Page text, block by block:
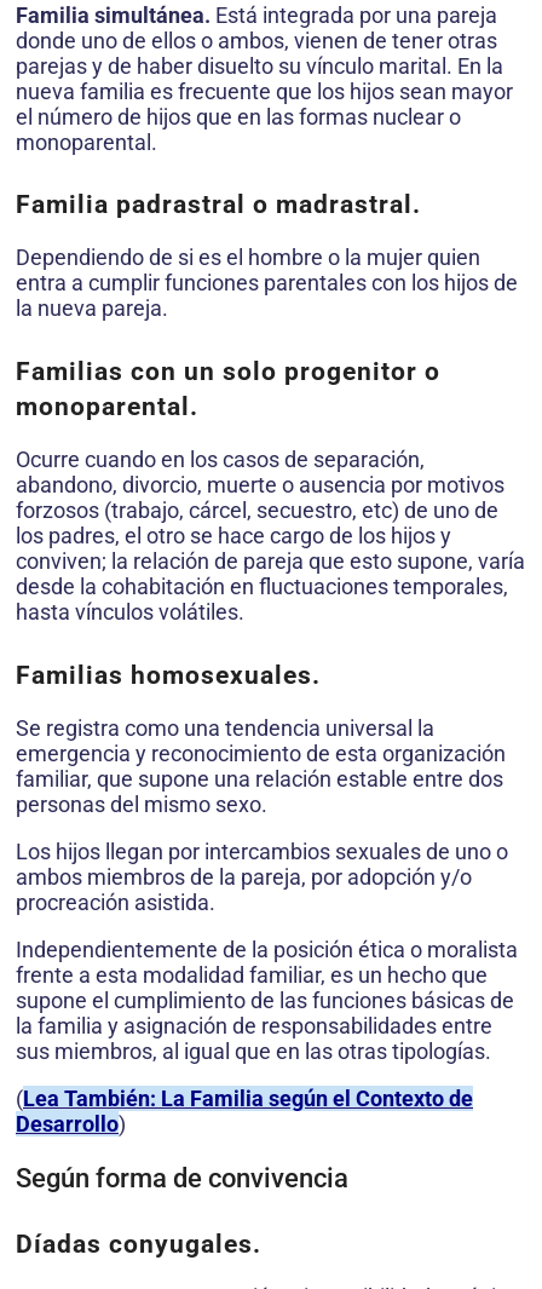
Familia simultánea. Está integrada por una pareja
donde uno de ellos o ambos, vienen de tener otras
parejas y de haber disuelto su vínculo marital. En la
nueva familia es frecuente que los hijos sean mayor
el número de hijos que en las formas nuclear o
monoparental.
Familia padrastral o madrastral.
Dependiendo de si es el hombre o la mujer quien
entra a cumplir funciones parentales con los hijos de
la nueva pareja.
Familias con un solo progenitor o
monoparental.
Ocurre cuando en los casos de separación,
abandono, divorcio, muerte o ausencia por motivos
forzosos (trabajo, cárcel, secuestro, etc) de uno de
los padres, el otro se hace cargo de los hijos y
conviven; la relación de pareja que esto supone, varía
desde la cohabitación en fluctuaciones temporales,
hasta vínculos volátiles.
Familias homosexuales.
Se registra como una tendencia universal la
emergencia y reconocimiento de esta organización
familiar, que supone una relación estable entre dos
personas del mismo sexo.
Los hijos llegan por intercambios sexuales de uno o
ambos miembros de la pareja, por adopción y/o
procreación asistida.
Independientemente de la posición ética o moralista
frente a esta modalidad familiar, es un hecho que
supone el cumplimiento de las funciones básicas de
la familia y asignación de responsabilidades entre
sus miembros, al igual que en las otras tipologías.
(Lea También: La Familia según el Contexto de
Desarrollo)
Según forma de convivencia
Díadas conyugales.